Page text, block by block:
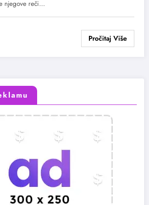
njegove reči…